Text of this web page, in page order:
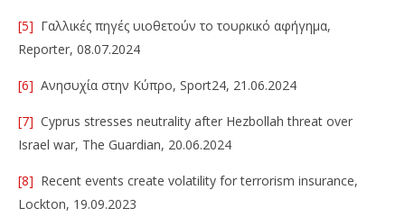
[5] Γαλλικές πηγές υιοθετούν το τουρκικό αφήγημα,
Reporter, 08.07.2024
[6] Ανησυχία στην Κύπρο, Sport24, 21.06.2024
[7] Cyprus stresses neutrality after Hezbollah threat over
Israel war, The Guardian, 20.06.2024
[8] Recent events create volatility for terrorism insurance,
Lockton, 19.09.2023